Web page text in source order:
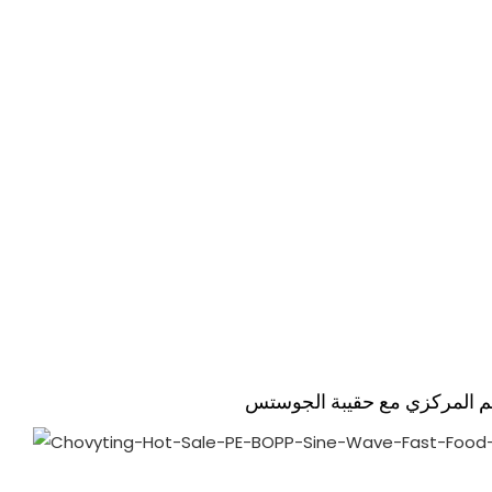
المركزي مع حقيبة الجوستس